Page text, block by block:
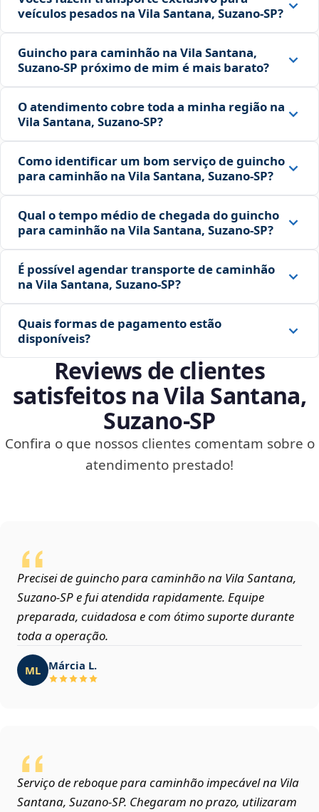
veículos pesados na Vila Santana, Suzano‑SP?
Guincho para caminhão na Vila Santana,
Suzano‑SP próximo de mim é mais barato?
O atendimento cobre toda a minha região na
Vila Santana, Suzano‑SP?
Como identificar um bom serviço de guincho
para caminhão na Vila Santana, Suzano‑SP?
Qual o tempo médio de chegada do guincho
para caminhão na Vila Santana, Suzano‑SP?
É possível agendar transporte de caminhão
na Vila Santana, Suzano‑SP?
Quais formas de pagamento estão
disponíveis?
Reviews de clientes
satisfeitos na Vila Santana,
Suzano‑SP
Confira o que nossos clientes comentam sobre o
atendimento prestado!
Precisei de guincho para caminhão na Vila Santana,
Suzano‑SP e fui atendida rapidamente. Equipe
preparada, cuidadosa e com ótimo suporte durante
toda a operação.
ML Márcia L.
Serviço de reboque para caminhão impecável na Vila
Santana, Suzano‑SP. Chegaram no prazo, utilizaram